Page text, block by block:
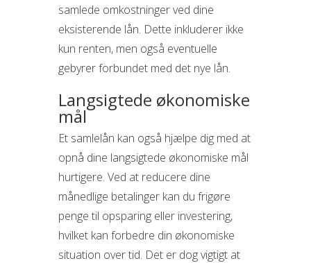
samlede omkostninger ved dine
eksisterende lån. Dette inkluderer ikke
kun renten, men også eventuelle
gebyrer forbundet med det nye lån.
Langsigtede økonomiske
mål
Et samlelån kan også hjælpe dig med at
opnå dine langsigtede økonomiske mål
hurtigere. Ved at reducere dine
månedlige betalinger kan du frigøre
penge til opsparing eller investering,
hvilket kan forbedre din økonomiske
situation over tid. Det er dog vigtigt at